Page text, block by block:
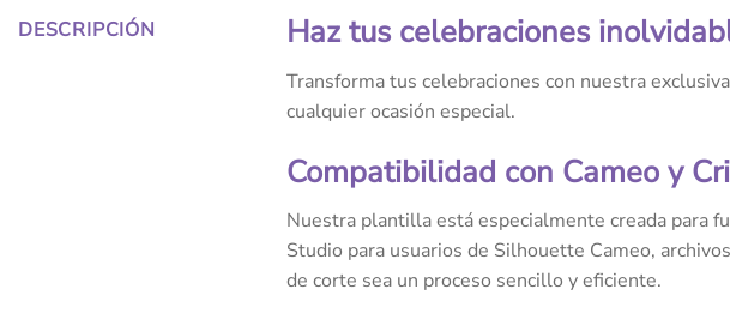
DESCRIPCIÓN Haz tus celebraciones
Transforma tus celebraciones con nuestra
cualquier ocasión especial.
Compatibilidad con Cameo y
Nuestra plantilla está especialmente creada para
Studio para usuarios de Silhouette Cameo,
de corte sea un proceso sencillo y eficiente.